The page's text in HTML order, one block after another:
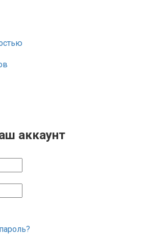
аккаунт